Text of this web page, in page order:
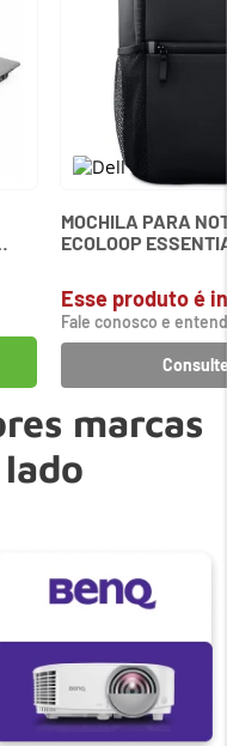
MOCHILA PARA
ECOLOOP
Esse produto é
Fale conosco e
marcas